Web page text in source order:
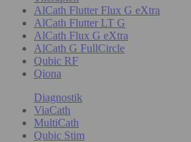
AlCath Flutter Flux G eXtra
AlCath Flutter LT G
AlCath Flux G eXtra
AlCath G FullCircle
Qubic RF
Qiona
Diagnostik
ViaCath
MultiCath
Qubic Stim